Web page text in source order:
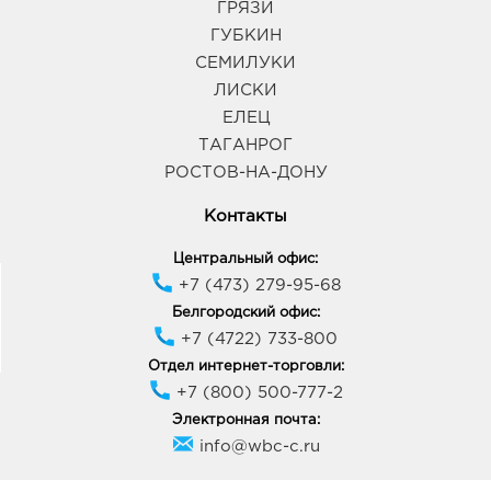
ГРЯЗИ
ГУБКИН
СЕМИЛУКИ
ЛИСКИ
ЕЛЕЦ
ТАГАНРОГ
РОСТОВ-НА-ДОНУ
Контакты
Центральный офис:
+7 (473) 279-95-68
Белгородский офис:
+7 (4722) 733-800
Отдел интернет-торговли:
+7 (800) 500-777-2
Электронная почта:
info@wbc-c.ru